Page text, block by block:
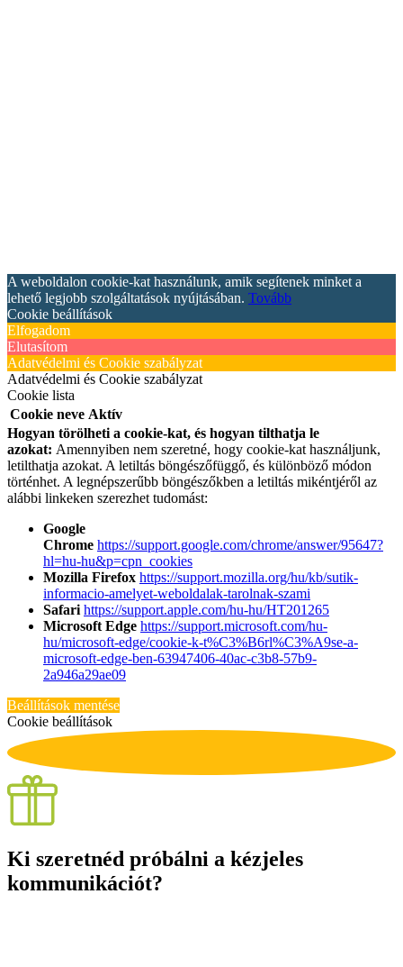
A weboldalon cookie-kat használunk, amik segítenek minket a
lehető legjobb szolgáltatások nyújtásában. Tovább
Cookie beállítások
Elfogadom
Elutasítom
Adatvédelmi és Cookie szabályzat
Adatvédelmi és Cookie szabályzat
Cookie lista
Cookie neve Aktív
Hogyan törölheti a cookie-kat, és hogyan tilthatja le
azokat: Amennyiben nem szeretné, hogy cookie-kat használjunk,
letilthatja azokat. A letiltás böngészőfüggő, és különböző módon
történhet. A legnépszerűbb böngészőkben a letiltás mikéntjéről az
alábbi linkeken szerezhet tudomást:
Google
Chrome https://support.google.com/chrome/answer/95647?
hl=hu-hu&p=cpn_cookies
Mozilla Firefox https://support.mozilla.org/hu/kb/sutik-
informacio-amelyet-weboldalak-tarolnak-szami
Safari https://support.apple.com/hu-hu/HT201265
Microsoft Edge https://support.microsoft.com/hu-
hu/microsoft-edge/cookie-k-t%C3%B6rl%C3%A9se-a-
microsoft-edge-ben-63947406-40ac-c3b8-57b9-
2a946a29ae09
Beállítások mentése
Cookie beállítások
Ki szeretnéd próbálni a kézjeles
kommunikációt?